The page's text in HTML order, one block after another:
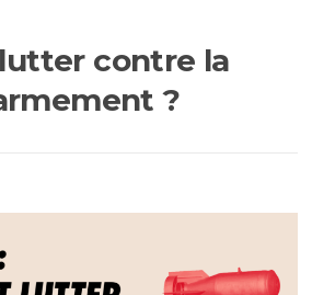
contre la
?